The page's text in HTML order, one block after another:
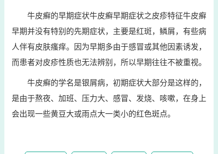
牛皮癣的早期症状牛皮癣早期症状之皮疹特征牛皮癣
早期并没有特别的先期症状，主要是红斑，鳞屑，有些病
人伴有皮肤瘙痒。因为早期多由于感冒或其他因素诱发，
而患者对皮疹性质也无法辨别，所以早期往往不被重视。
牛皮癣的学名是银屑病，初期症状大部分是这样的，
是由于熬夜、加班、压力大、感冒、发烧、咳嗽，在身上
会出现一些黄豆大或雨点大一类小的红色斑点。